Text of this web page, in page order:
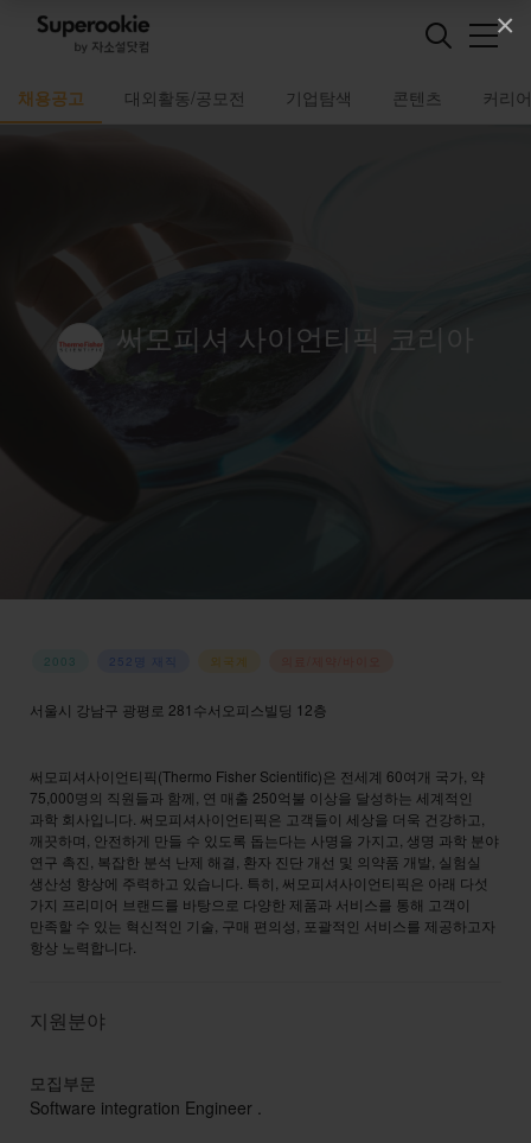
×
채용공고 대외활동/공모전 기업탐색 콘텐츠 커리
써모피셔 사이언티픽 코리아
2003 252명 재직 외국계
서울시 강남구 광평로 281수서오피스빌딩 12층
써모피셔사이언티픽(Thermo Fisher Scientific)은 전세계 60여개 국가, 약
75,000명의 직원들과 함께, 연 매출 250억불 이상을 달성하는 세계적인
과학 회사입니다. 써모피셔사이언티픽은 고객들이 세상을 더욱 건강하고,
깨끗하며, 안전하게 만들 수 있도록 돕는다는 사명을 가지고, 생명 과학 분야
연구 촉진, 복잡한 분석 난제 해결, 환자 진단 개선 및 의약품 개발, 실험실
생산성 향상에 주력하고 있습니다. 특히, 써모피셔사이언티픽은 아래 다섯
가지 프리미어 브랜드를 바탕으로 다양한 제품과 서비스를 통해 고객이
만족할 수 있는 혁신적인 기술, 구매 편의성, 포괄적인 서비스를 제공하고자
항상 노력합니다.
지원분야
모집부문
Software integration Engineer .